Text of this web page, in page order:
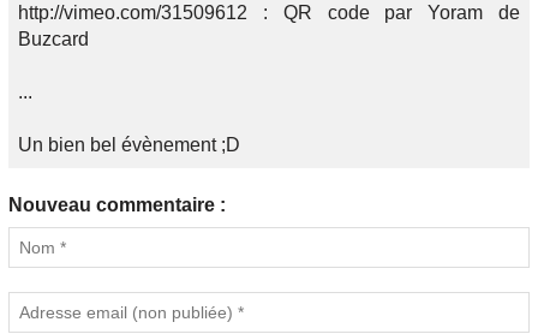
http://vimeo.com/31509612 : QR code par Yoram de
Buzcard
...
Un bien bel évènement ;D
Nouveau commentaire :